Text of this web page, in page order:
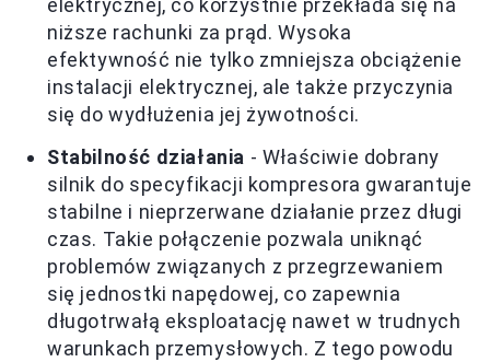
niższe rachunki za prąd. Wysoka
efektywność nie tylko zmniejsza obciążenie
instalacji elektrycznej, ale także przyczynia
się do wydłużenia jej żywotności.
Stabilność działania - Właściwie dobrany
silnik do specyfikacji kompresora gwarantuje
stabilne i nieprzerwane działanie przez długi
czas. Takie połączenie pozwala uniknąć
problemów związanych z przegrzewaniem
się jednostki napędowej, co zapewnia
długotrwałą eksploatację nawet w trudnych
warunkach przemysłowych. Z tego powodu